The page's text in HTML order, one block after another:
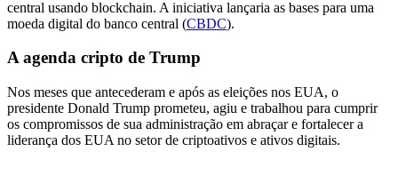
central usando blockchain. A iniciativa lançaria as bases para uma
moeda digital do banco central (CBDC).
A agenda cripto de Trump
Nos meses que antecederam e após as eleições nos EUA, o
presidente Donald Trump prometeu, agiu e trabalhou para cumprir
os compromissos de sua administração em abraçar e fortalecer a
liderança dos EUA no setor de criptoativos e ativos digitais.